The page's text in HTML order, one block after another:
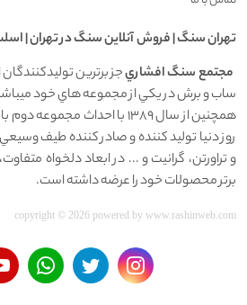
تهران سنگ | فروش آنلاين سنگ در تهران |
مجتمع سنگ افشاريجز برترين
ساب و برش در يکي از مجموعه هاي خود
همچنين از سال 1389 با احداث
روز دنيا توليد کننده و صادر کننده طيف
و تراورتن، گرانيت و ... در ابعاد دلخواه
برتر محصولات خود را عرضه داشته است.
copyright © 2026 powered by www.rashinweb.com